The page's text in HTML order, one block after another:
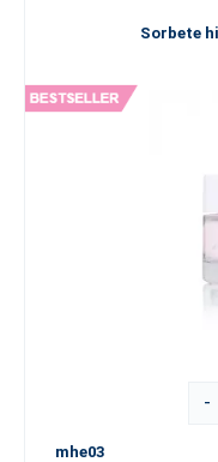
Sorbete
-
mhe03